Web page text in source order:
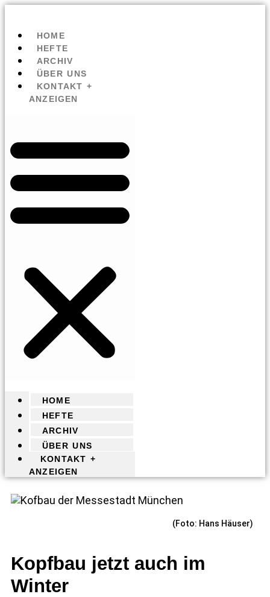
HOME
HEFTE
ARCHIV
ÜBER UNS
KONTAKT +
ANZEIGEN
HOME
HEFTE
ARCHIV
ÜBER UNS
KONTAKT +
ANZEIGEN
(Foto: Hans Häuser)
Kopfbau jetzt auch im
Winter